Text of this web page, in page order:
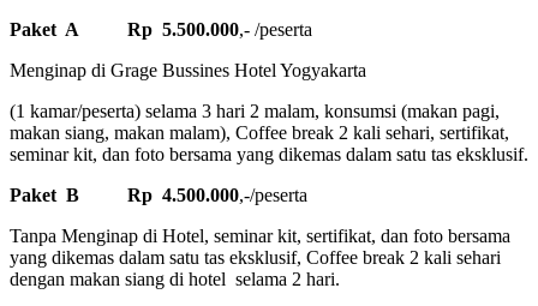
Paket A
Rp 5.500.000,- /peserta
Menginap di Grage Bussines Hotel Yogyakarta
(1 kamar/peserta) selama 3 hari 2 malam, konsumsi (makan pagi,
makan siang, makan malam), Coffee break 2 kali sehari, sertifikat,
seminar kit, dan foto bersama yang dikemas dalam satu tas eksklusif.
Paket B
Rp 4.500.000,-/peserta
Tanpa Menginap di Hotel, seminar kit, sertifikat, dan foto bersama
yang dikemas dalam satu tas eksklusif, Coffee break 2 kali sehari
dengan makan siang di hotel selama 2 hari.